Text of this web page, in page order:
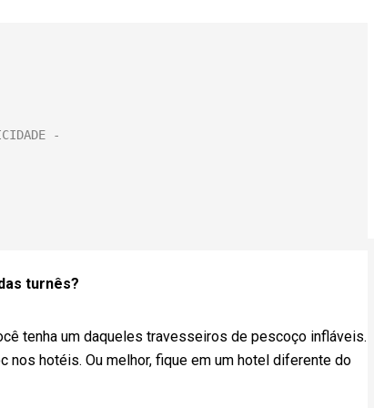
turnês?
tenha um daqueles travesseiros de pescoço infláveis.
nos hotéis. Ou melhor, fique em um hotel diferente do